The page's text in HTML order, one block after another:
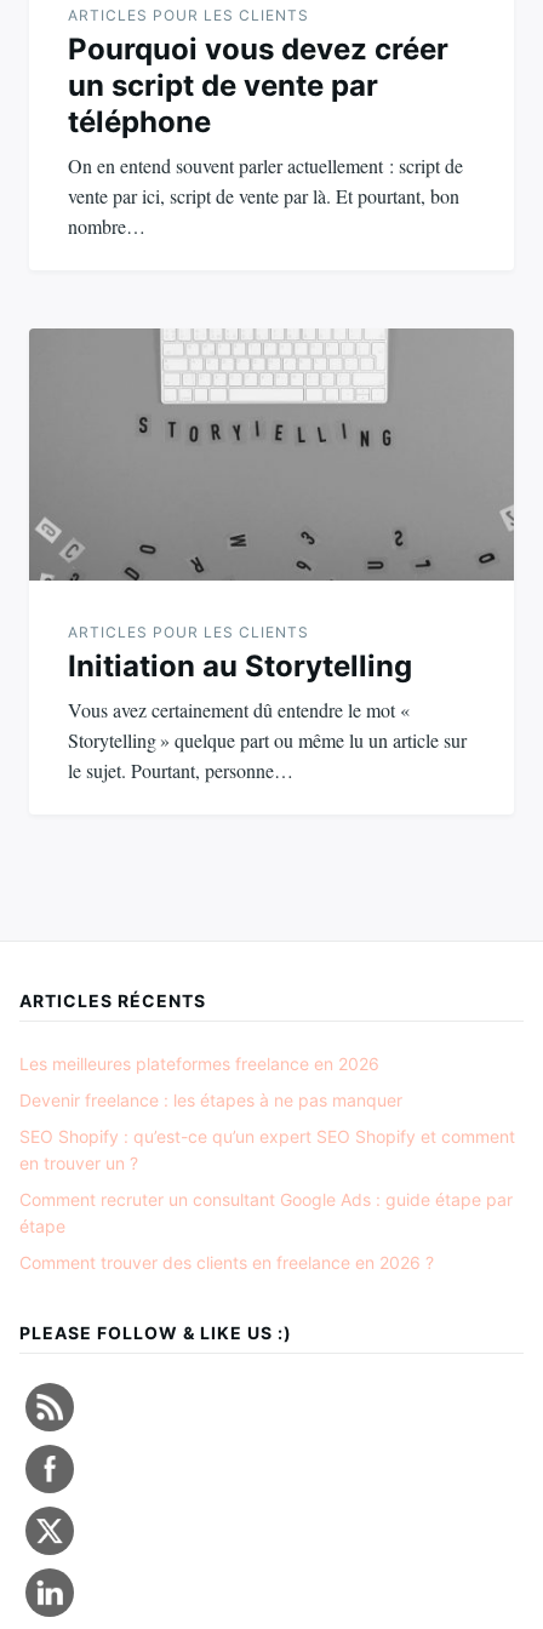
ARTICLES POUR LES CLIENTS
Pourquoi vous devez créer
un script de vente par
téléphone
On en entend souvent parler actuellement : script de
vente par ici, script de vente par là. Et pourtant, bon
nombre…
ARTICLES POUR LES CLIENTS
Initiation au Storytelling
Vous avez certainement dû entendre le mot «
Storytelling » quelque part ou même lu un article sur
le sujet. Pourtant, personne…
ARTICLES RÉCENTS
Les meilleures plateformes freelance en 2026
Devenir freelance : les étapes à ne pas manquer
SEO Shopify : qu’est-ce qu’un expert SEO Shopify et comment
en trouver un ?
Comment recruter un consultant Google Ads : guide étape par
étape
Comment trouver des clients en freelance en 2026 ?
PLEASE FOLLOW & LIKE US :)